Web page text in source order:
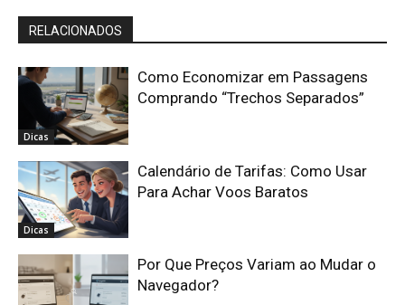
RELACIONADOS
Dicas
Como Economizar em Passagens
Comprando “Trechos Separados”
Dicas
Calendário de Tarifas: Como Usar
Para Achar Voos Baratos
Por Que Preços Variam ao Mudar o
Navegador?